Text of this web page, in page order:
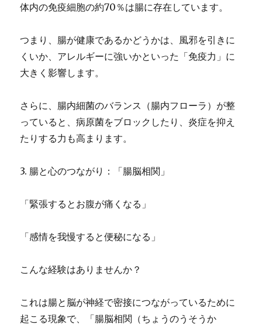
体内の免疫細胞の約70％は腸に存在しています。
つまり、腸が健康であるかどうかは、風邪を引きに
くいか、アレルギーに強いかといった「免疫力」に
大きく影響します。
さらに、腸内細菌のバランス（腸内フローラ）が整
っていると、病原菌をブロックしたり、炎症を抑え
たりする力も高まります。
3. 腸と心のつながり：「腸脳相関」
「緊張するとお腹が痛くなる」
「感情を我慢すると便秘になる」
こんな経験はありませんか？
これは腸と脳が神経で密接につながっているために
起こる現象で、「腸脳相関（ちょうのうそうか